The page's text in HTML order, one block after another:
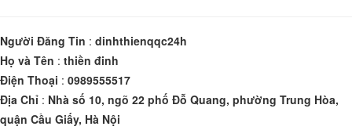
Người Đăng Tin : dinhthienqqc24h
Họ và Tên : thiền đinh
Điện Thoại : 0989555517
Địa Chỉ : Nhà số 10, ngõ 22 phố Đỗ Quang, phường Trung Hòa,
quận Cầu Giấy, Hà Nội